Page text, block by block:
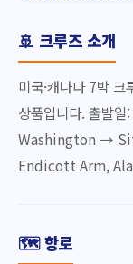
🚢 크루즈 소개
미국·캐나다 7박
상품입니다. 출발
Washington →
Endicott Arm,
🗺️ 항로